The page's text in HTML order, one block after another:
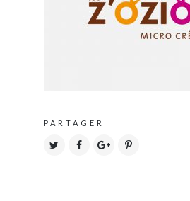
PARTAGER